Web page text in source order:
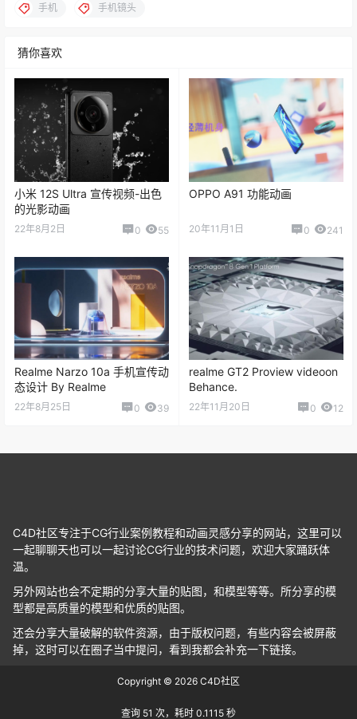
手机 手机镜头
猜你喜欢
小米 12S Ultra 宣传视频-出色
的光影动画
22年8月2日 0 55
OPPO A91 功能动画
20年11月1日 0 241
Realme Narzo 10a 手机宣传动
态设计 By Realme
22年8月25日 0 39
realme GT2 Proview videoon
Behance.
22年11月20日 0 12
C4D社区专注于CG行业案例教程和动画灵感分享的网站，这里可以
一起聊聊天也可以一起讨论CG行业的技术问题，欢迎大家踊跃体
温。
另外网站也会不定期的分享大量的贴图，和模型等等。所分享的模
型都是高质量的模型和优质的贴图。
还会分享大量破解的软件资源，由于版权问题，有些内容会被屏蔽
掉，这时可以在圈子当中提问，看到我都会补充一下链接。
Copyright © 2026 C4D社区
查询 51 次，耗时 0.1115 秒